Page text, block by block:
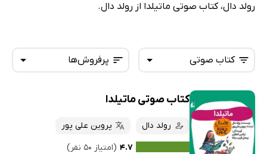
رولد دال، کتاب صوتی ماتیلدا از رولد دال.
پرفروش‌ها
تازه‌ها
داغ‌ترین‌ها
پرفروش‌ها
کتاب صوتی
همه کتاب‌ها
کتاب‌های صوتی
کتاب‌های متنی
کتاب صوتی ماتیلدا
رولد دال
پروین علی پور
۴.۷ (امتیاز ۵۰ نفر)